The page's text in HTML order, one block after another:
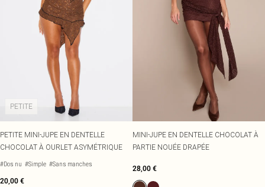
PETITE
PETITE MINI-JUPE EN DENTELLE
CHOCOLAT À OURLET ASYMÉTRIQUE
#Dos nu #Simple #Sans manches
20,00 €
MINI-JUPE EN DENTELLE CHOCOLAT À
PARTIE NOUÉE DRAPÉE
28,00 €